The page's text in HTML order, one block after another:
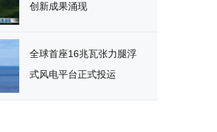
创新成果涌现
全球首座16兆瓦张力腿浮
式风电平台正式投运